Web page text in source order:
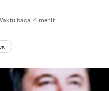
baca: 4 menit